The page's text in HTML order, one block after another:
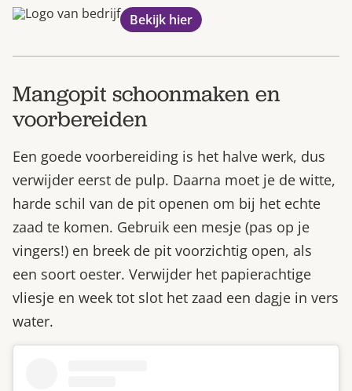
Bekijk hier
Mangopit schoonmaken en
voorbereiden
Een goede voorbereiding is het halve werk, dus
verwijder eerst de pulp. Daarna moet je de witte,
harde schil van de pit openen om bij het echte
zaad te komen. Gebruik een mesje (pas op je
vingers!) en breek de pit voorzichtig open, als
een soort oester. Verwijder het papierachtige
vliesje en week tot slot het zaad een dagje in vers
water.